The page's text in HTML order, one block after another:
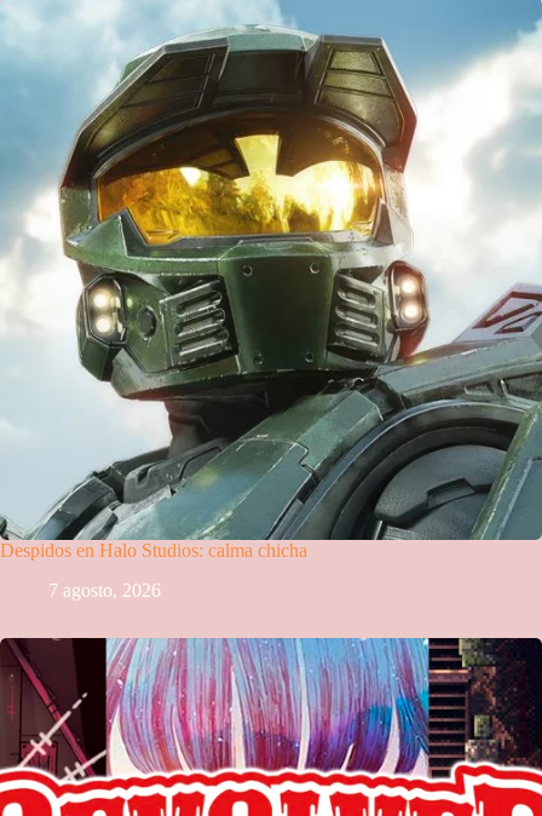
Despidos en Halo Studios: calma chicha
7 agosto, 2026